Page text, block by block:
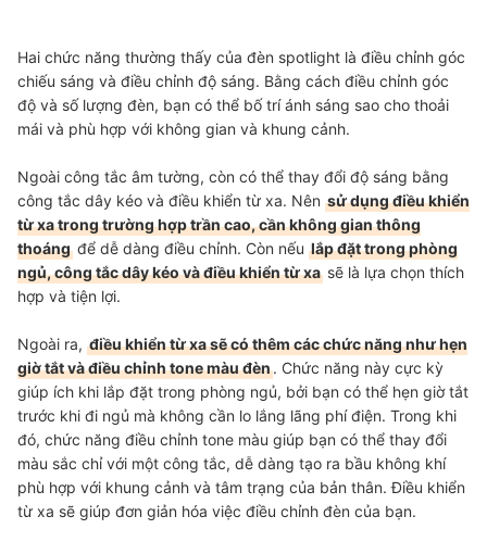
Hai chức năng thường thấy của đèn spotlight là điều chỉnh góc
chiếu sáng và điều chỉnh độ sáng. Bằng cách điều chỉnh góc
độ và số lượng đèn, bạn có thể bố trí ánh sáng sao cho thoải
mái và phù hợp với không gian và khung cảnh.
Ngoài công tắc âm tường, còn có thể thay đổi độ sáng bằng
công tắc dây kéo và điều khiển từ xa. Nên sử dụng điều khiển
từ xa trong trường hợp trần cao, cần không gian thông
thoáng để dễ dàng điều chỉnh. Còn nếu lắp đặt trong phòng
ngủ, công tắc dây kéo và điều khiển từ xa sẽ là lựa chọn thích
hợp và tiện lợi.
Ngoài ra, điều khiển từ xa sẽ có thêm các chức năng như hẹn
giờ tắt và điều chỉnh tone màu đèn. Chức năng này cực kỳ
giúp ích khi lắp đặt trong phòng ngủ, bởi bạn có thể hẹn giờ tắt
trước khi đi ngủ mà không cần lo lắng lãng phí điện. Trong khi
đó, chức năng điều chỉnh tone màu giúp bạn có thể thay đổi
màu sắc chỉ với một công tắc, dễ dàng tạo ra bầu không khí
phù hợp với khung cảnh và tâm trạng của bản thân. Điều khiển
từ xa sẽ giúp đơn giản hóa việc điều chỉnh đèn của bạn.